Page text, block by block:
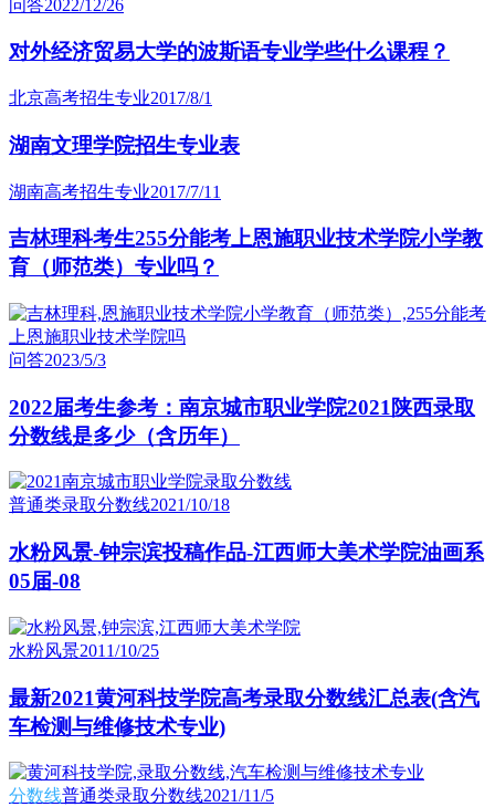
问答2022/12/26
对外经济贸易大学的波斯语专业学些什么课程？
北京高考招生专业2017/8/1
湖南文理学院招生专业表
湖南高考招生专业2017/7/11
吉林理科考生255分能考上恩施职业技术学院小学教
育（师范类）专业吗？
问答2023/5/3
2022届考生参考：南京城市职业学院2021陕西录取
分数线是多少（含历年）
普通类录取分数线2021/10/18
水粉风景-钟宗滨投稿作品-江西师大美术学院油画系
05届-08
水粉风景2011/10/25
最新2021黄河科技学院高考录取分数线汇总表(含汽
车检测与维修技术专业)
分数线普通类录取分数线2021/11/5